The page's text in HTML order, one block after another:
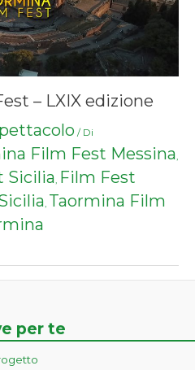
– LXIX edizione
/ Di
Film Fest Messina,
Sicilia, Film Fest
, Taormina Film
per te